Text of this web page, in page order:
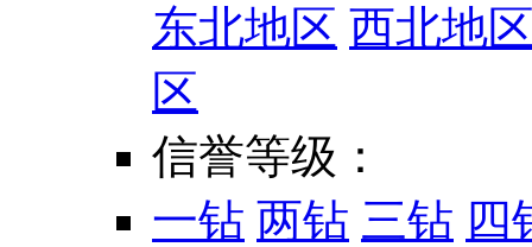
东北地区 西北地
区
信誉等级：
一钻 两钻 三钻 四